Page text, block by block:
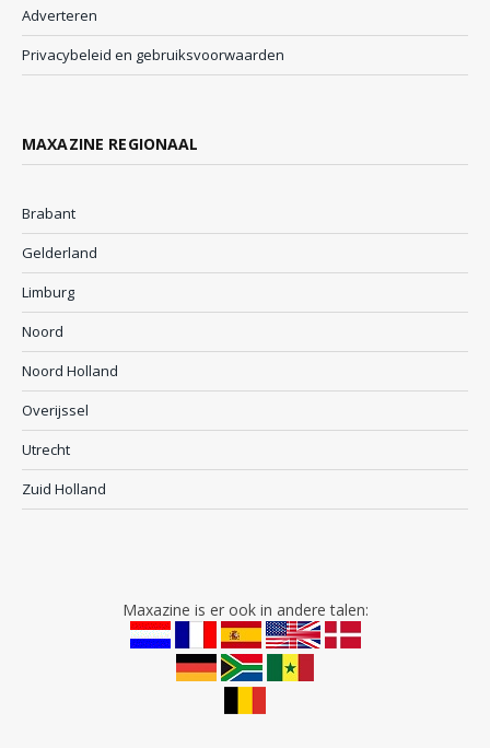
Adverteren
Privacybeleid en gebruiksvoorwaarden
MAXAZINE REGIONAAL
Brabant
Gelderland
Limburg
Noord
Noord Holland
Overijssel
Utrecht
Zuid Holland
Maxazine is er ook in andere talen: